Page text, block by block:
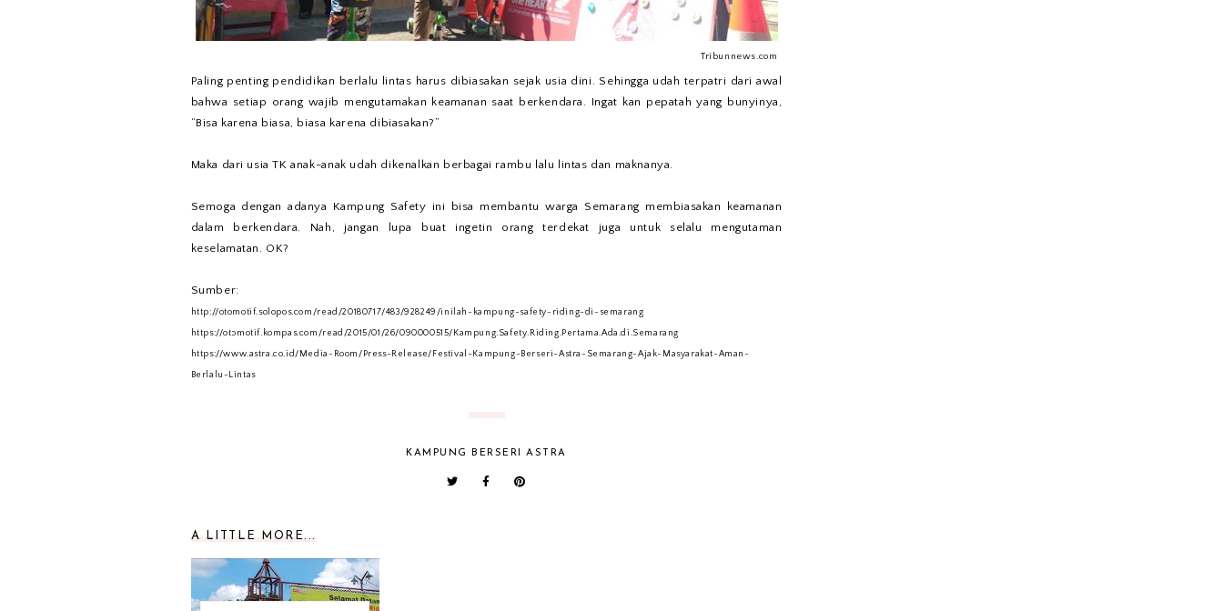
Tribunnews.com
Paling penting pendidikan berlalu lintas harus dibiasakan sejak usia dini. Sehingga udah terpatri dari awal
bahwa setiap orang wajib mengutamakan keamanan saat berkendara. Ingat kan pepatah yang bunyinya,
“Bisa karena biasa, biasa karena dibiasakan?”
Maka dari usia TK anak-anak udah dikenalkan berbagai rambu lalu lintas dan maknanya.
Semoga dengan adanya Kampung Safety ini bisa membantu warga Semarang membiasakan keamanan
dalam berkendara. Nah, jangan lupa buat ingetin orang terdekat juga untuk selalu mengutaman
keselamatan. OK?
Sumber:
http://otomotif.solopos.com/read/20180717/483/928249/inilah-kampung-safety-riding-di-semarang
https://otomotif.kompas.com/read/2015/01/26/090000515/Kampung.Safety.Riding.Pertama.Ada.di.Semarang
https://www.astra.co.id/Media-Room/Press-Release/Festival-Kampung-Berseri-Astra-Semarang-Ajak-Masyarakat-Aman-
Berlalu-Lintas
KAMPUNG BERSERI ASTRA
A LITTLE MORE...